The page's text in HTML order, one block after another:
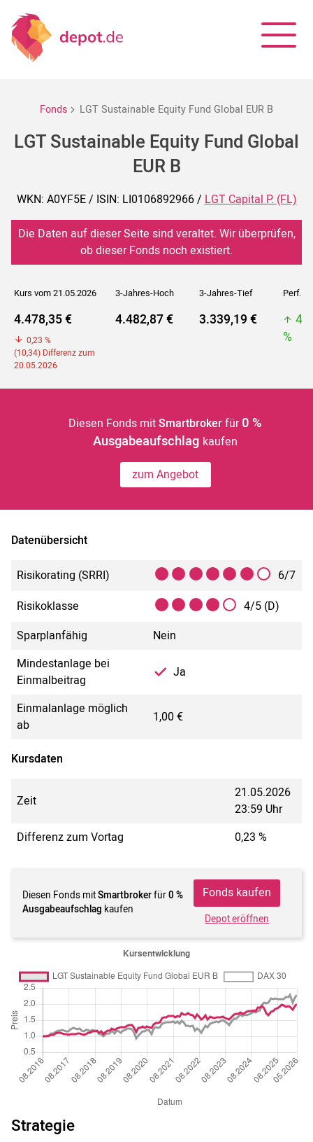
Fonds LGT Sustainable Equity Fund Global EUR B
LGT Sustainable Equity Fund Global
EUR B
WKN: A0YF5E / ISIN: LI0106892966 /LGT Capital P. (FL)
Die Daten auf dieser Seite sind veraltet. Wir überprüfen,
ob dieser Fonds noch existiert.
Kurs vom 21.05.2026 3-Jahres-Hoch 3-Jahres-Tief Perf. 5J
4.478,35 €
0,23 %
(10,34) Differenz zum
20.05.2026
4.482,87 € 3.339,19 €
%
Diesen Fonds mitSmartbrokerfür0 %
Ausgabeaufschlag kaufen
zum Angebot
Datenübersicht
Risikorating (SRRI)
6/7
Risikoklasse
4/5 (D)
Sparplanfähig
Nein
Mindestanlage bei
Einmalbeitrag
Ja
Einmalanlage möglich
ab
1,00 €
Kursdaten
Zeit
21.05.2026
23:59 Uhr
Differenz zum Vortag
0,23 %
Diesen Fonds mitSmartbrokerfür0 %
Ausgabeaufschlag kaufen
Fonds kaufen
Depot eröffnen
Strategie